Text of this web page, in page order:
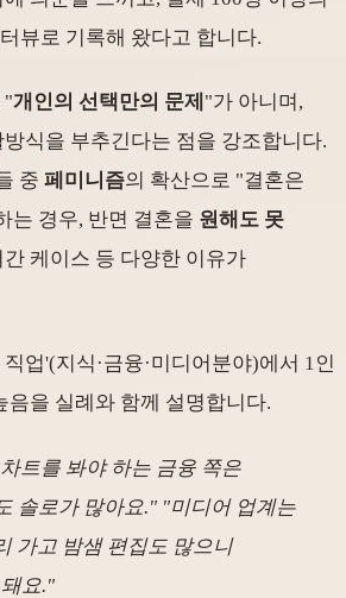
뷰로 기록해 왔다고 합니다.
"개인의 선택만의 문제 "가 아니며,
식을 부추긴다는 점을 강조합니다.
중 페미니즘의 확산으로 "결혼은
는 경우, 반면 결혼을 원해도 못
케이스 등 다양한 이유가
업'(지식·금융·미디어분야)에서 1인
음을 실례와 함께 설명합니다.
트를 봐야 하는 금융 쪽은
솔로가 많아요." "미디어 업계는
가고 밤샘 편집도 많으니
요."